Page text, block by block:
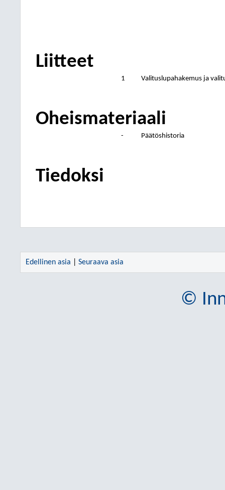
Liitteet
1 Valituslupahakemus ja
Oheismateriaali
- Päätöshistoria
Tiedoksi
Edellinen asia Seuraava asia
©